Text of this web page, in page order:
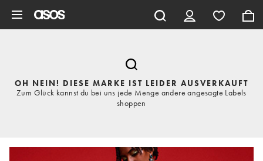
OH NEIN! DIESE MARKE IST LEIDER AUSVERKAUFT
Zum Glück kannst du bei uns jede Menge andere angesagte Labels
shoppen